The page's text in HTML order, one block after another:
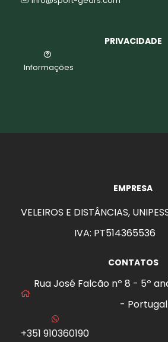
PRIVACIDADE
Informações
EMPRESA
VELEIROS E DISTÂNCIAS,
IVA: PT514365536
CONTATOS
Rua José Falcão nº 8 - 5º
- Portugal
+351 910360190